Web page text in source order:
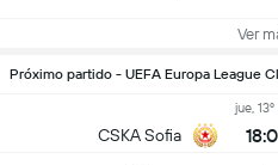
Ver
Próximo partido - UEFA Europa League
CSKA Sofia
jue,